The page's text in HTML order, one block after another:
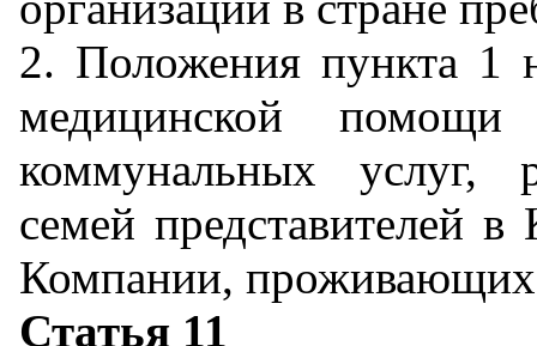
2. Положения пункта 1
медицинской
коммунальных услуг,
семей представителей
Компании, проживающих
Статья 11